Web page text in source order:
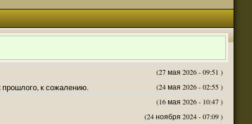
(27 мая 2026 - 09:51 )
(24 мая 2026 - 02:55 )
прошлого, к сожалению.
(16 мая 2026 - 10:47 )
(24 ноября 2024 - 07:09 )